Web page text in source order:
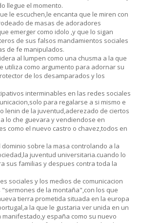
llegue el momento.
le escuchen,le encanta que le miren con
de masas de adoradores
emerger como idolo ,y que lo sigan
de sus falsos mandamientos sociales
de fe manipulados.
al lumpen como una chusma a la que
utiliza como argumento para adornar su
de los desamparados y los
interminables en las redes sociales
para regalarse a si mismo e
lenin de la juventud,aderezado de ciertos
lo che guevara y vendiendose en
como el nuevo castro o chavez,todos en
sobre la masa controlando a la
juventud universitaria.cuando lo
sus familias y despues contra toda la
sociales y los medios de comunicacion
de la montaña",con los que
tierra prometida situada en la europa
la que le gustaria ver unida en un
manifestado,y españa como su nuevo